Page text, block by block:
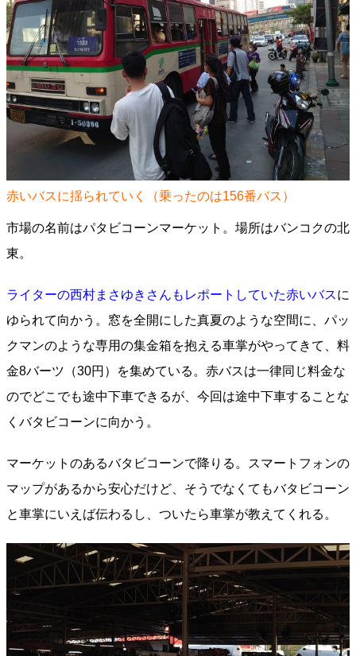
赤いバスに揺られていく（乗ったのは156番バス）
市場の名前はパタビコーンマーケット。場所はバンコクの北
東。
ライターの西村まさゆきさんもレポートしていた赤いバスに
ゆられて向かう。窓を全開にした真夏のような空間に、パッ
クマンのような専用の集金箱を抱える車掌がやってきて、料
金8バーツ（30円）を集めている。赤バスは一律同じ料金な
のでどこでも途中下車できるが、今回は途中下車することな
くバタビコーンに向かう。
マーケットのあるバタビコーンで降りる。スマートフォンの
マップがあるから安心だけど、そうでなくてもバタビコーン
と車掌にいえば伝わるし、ついたら車掌が教えてくれる。